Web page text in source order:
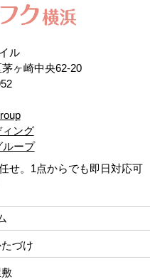
ル
ヶ崎中央62-20
ング
ループ
せ。1点からでも即日対応可
づけ